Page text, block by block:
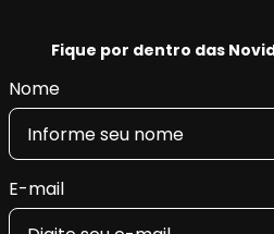
Fique por dentro das
Nome
E-mail